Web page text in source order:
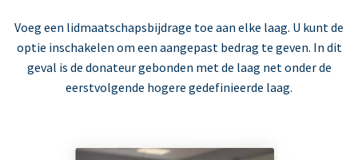
Voeg een lidmaatschapsbijdrage toe aan elke laag. U kunt de
optie inschakelen om een aangepast bedrag te geven. In dit
geval is de donateur gebonden met de laag net onder de
eerstvolgende hogere gedefinieerde laag.